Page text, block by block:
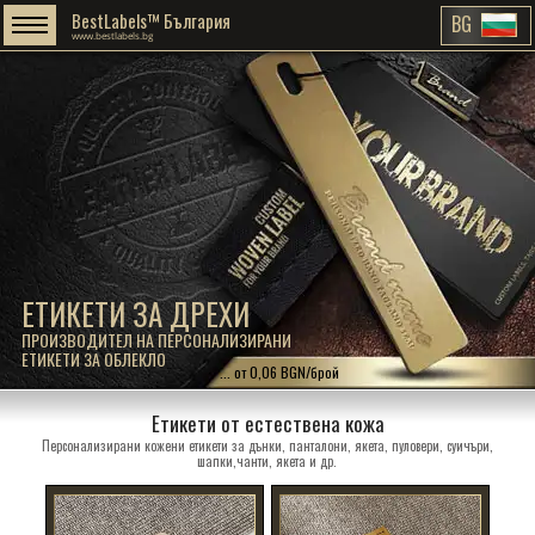
ЕТИКЕТИ ЗА ДРЕХИ
ПРОИЗВОДИТЕЛ НА ПЕРСОНАЛИЗИРАНИ
ЕТИКЕТИ ЗА ОБЛЕКЛО
BestLabels™ България
www.bestlabels.bg BG
... от 0,06 BGN/брой
Етикети от естествена кожа
Персонализирани кожени етикети за дънки, панталони, якета, пуловери, суичъри,
шапки,чанти, якета и др.